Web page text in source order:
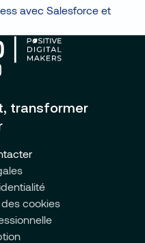
avec Salesforce et
transformer
cookies